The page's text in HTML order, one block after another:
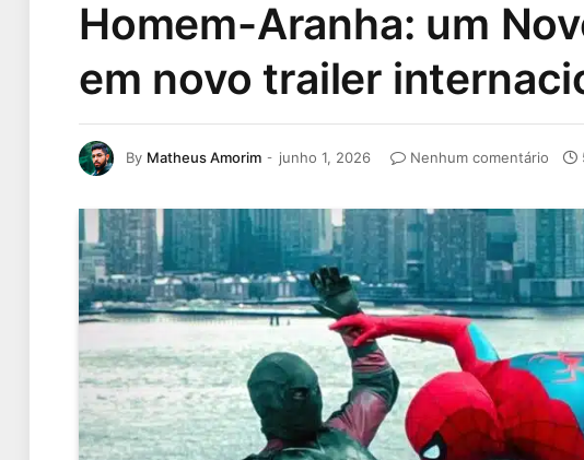
Homem-Aranha: um
em novo trailer
By Matheus Amorim junho 1, 2026 Nenhum comentário